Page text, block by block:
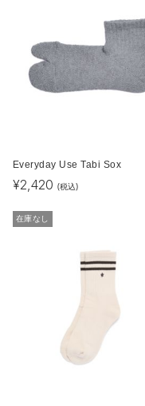
Everyday Use Tabi Sox
¥2,420 (税込)
在庫なし